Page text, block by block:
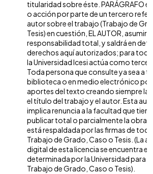
titularidad sobre éste. PARÁGRAFO
o acción por parte de un tercero
autor sobre el trabajo (Trabajo de
Tesis) en cuestión, EL AUTOR, asumirá
responsabilidad total, y saldrá en
derechos aquí autorizados; para
la Universidad Icesi actúa como
Toda persona que consulte ya sea a
biblioteca o en medio electrónico
aportes del texto creando siempre la
el título del trabajo y el autor. Esta
implica renuncia a la facultad que tiene
publicar total o parcialmente la obra.
está respaldada por las firmas de
Trabajo de Grado, Caso o Tesis. (La
digital de esta licencia se encuentra
determinada por la Universidad para
Trabajo de Grado, Caso o Tesis).